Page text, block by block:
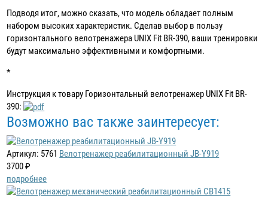
Подводя итог, можно сказать, что модель обладает полным
набором высоких характеристик. Сделав выбор в пользу
горизонтального велотренажера UNIX Fit BR-390, ваши тренировки
будут максимально эффективными и комфортными.
*
Инструкция к товару Горизонтальный велотренажер UNIX Fit BR-
390:
Возможно вас также заинтересует:
Артикул: 5761 Велотренажер реабилитационный JB-Y919
3700 ₽
подробнее